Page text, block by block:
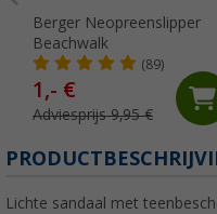
Berger Neopreenslipper
Beachwalk
(89)
1,- €
Adviesprijs 9,95 €
Lichte sandaal met